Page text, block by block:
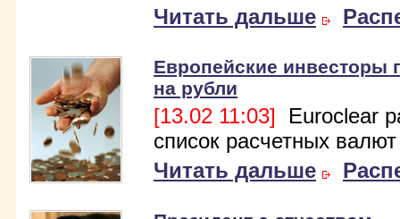
Читать дальше
Европейские инвесторы
на рубли
[13.02 11:03] Euroclear
список расчетных валют
Читать дальше